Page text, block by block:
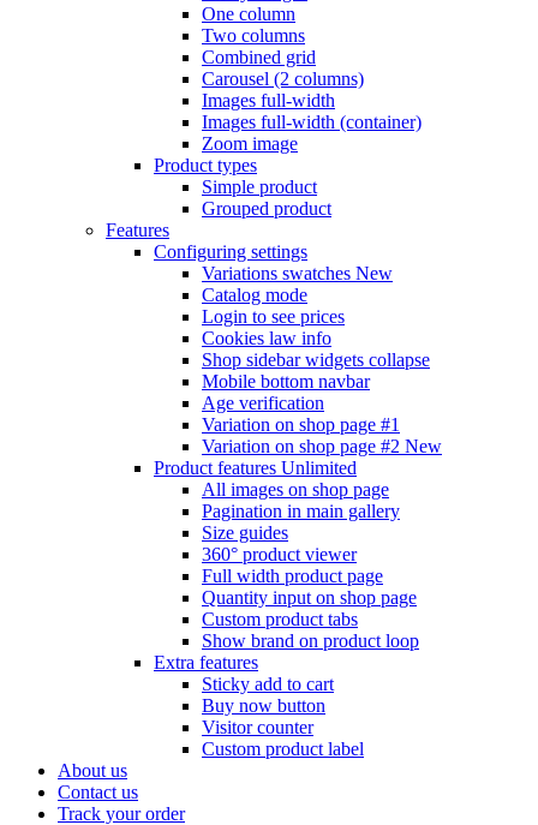
One column
Two columns
Combined grid
Carousel (2 columns)
Images full-width
Images full-width (container)
Zoom image
Product types
Simple product
Grouped product
Features
Configuring settings
Variations swatches New
Catalog mode
Login to see prices
Cookies law info
Shop sidebar widgets collapse
Mobile bottom navbar
Age verification
Variation on shop page #1
Variation on shop page #2 New
Product features Unlimited
All images on shop page
Pagination in main gallery
Size guides
360° product viewer
Full width product page
Quantity input on shop page
Custom product tabs
Show brand on product loop
Extra features
Sticky add to cart
Buy now button
Visitor counter
Custom product label
About us
Contact us
Track your order